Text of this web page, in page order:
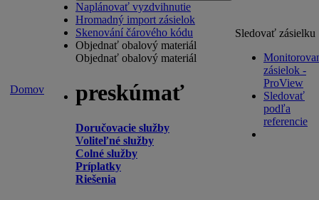
Domov
Naplánovať vyzdvihnutie
Hromadný import zásielok
Skenování čárového kódu
Objednať obalový materiál
Objednať obalový materiál
preskúmať
Doručovacie služby
Voliteľné služby
Colné služby
Príplatky
Riešenia
Sledovať zásielku
zásielok -
ProView
Sledovať
podľa
referencie